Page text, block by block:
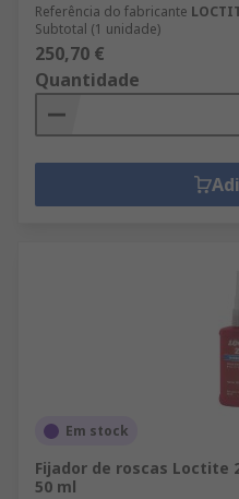
Referência do fabricante
Subtotal (1 unidade)
250,70 €
Quantidade
Em stock
Fijador de roscas Loctite
50 ml